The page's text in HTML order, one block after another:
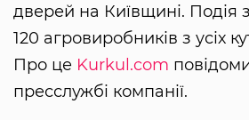
дверей на Київщині. Подія
120 агровиробників з усіх
Про це Kurkul.com
пресслужбі компанії.